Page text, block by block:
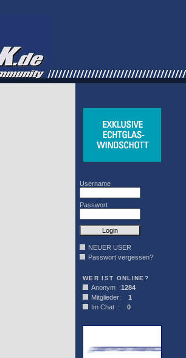
Username
Passwort
NEUER USER
Passwort vergessen?
WER IST ONLINE?
Anonym :1284
Mitglieder: 1
Im Chat : 0